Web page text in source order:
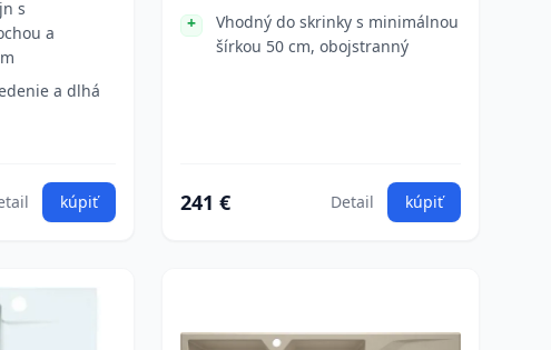
s
a
a dlhá
kúpiť
Vhodný do skrinky s minimálnou
šírkou 50 cm, obojstranný
241 € Detail kúpiť